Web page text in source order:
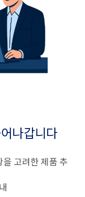
나갑니다
고려한 제품 추